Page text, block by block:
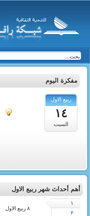
مفكرة اليوم
ربيع الاول
1445
١٤
السبت
أهم أحداث شهر ربيع الاول
١
٢
٨ ربيع الاول